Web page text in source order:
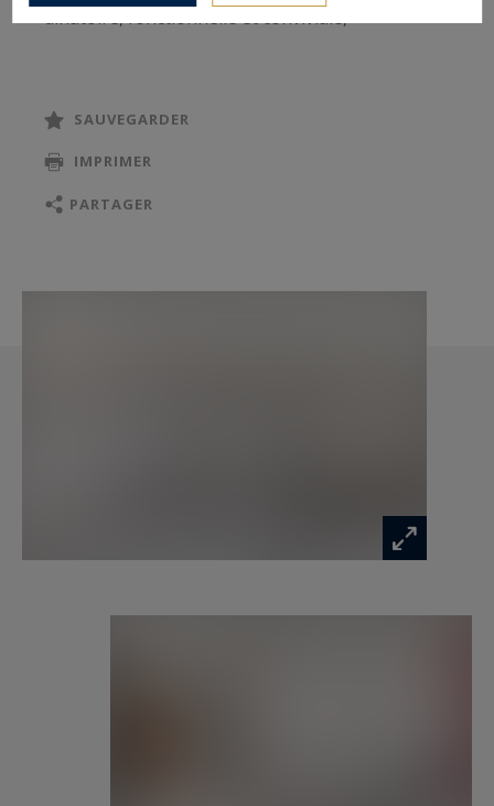
dînatoire, fonctionnelle et conviviale,
parentale avec dressing sur mesure et salle de
bains, une seconde chambre, une salle de bains
Climatisation, gardien 24h/24, sécurité optimale,
SAUVEGARDER
IMPRIMER
PARTAGER